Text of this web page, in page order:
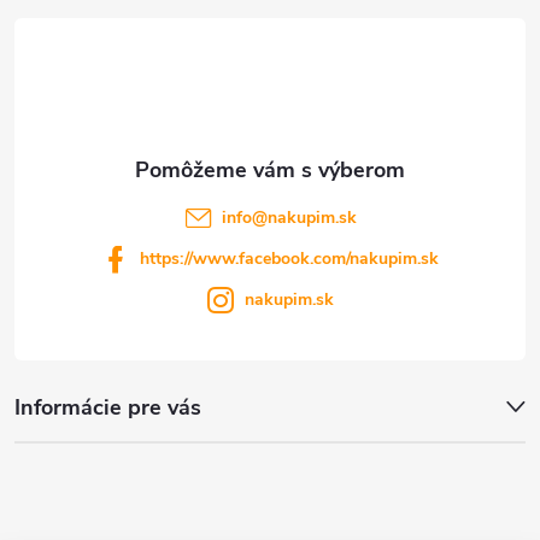
Informácie pre vás
info@nakupim.sk
https://www.facebook.com/nakupim.sk
nakupim.sk